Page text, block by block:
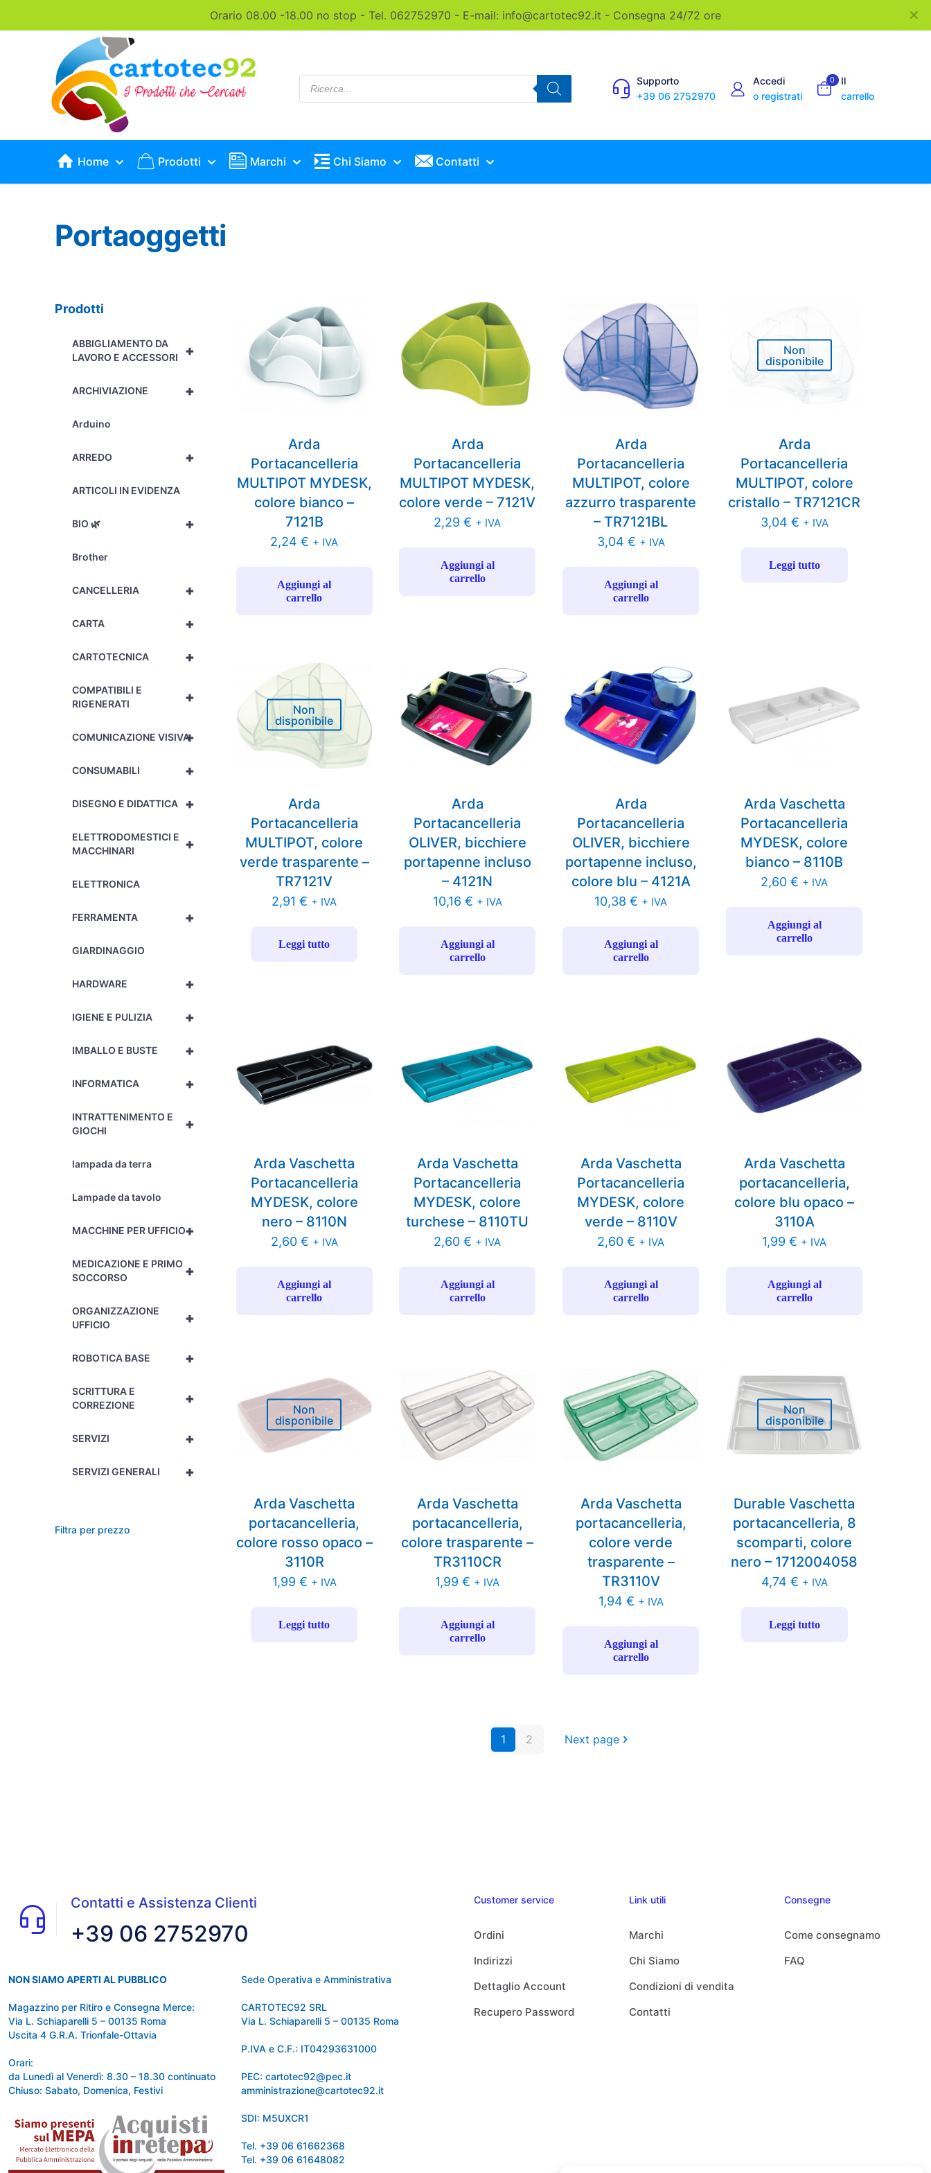
Orario 08.00 -18.00 no stop - Tel. 062752970 - E-mail: info@cartotec92.it - Consegna 24/72 ore ✕
Products
search
Supporto
+39 06 2752970
Accedi
o registrati
0
Il
carrello
Home Prodotti Marchi Chi Siamo Contatti
Portaoggetti
Prodotti
+
ABBIGLIAMENTO DA
LAVORO E ACCESSORI
+
ARCHIVIAZIONE
Arduino
+
ARREDO
ARTICOLI IN EVIDENZA
+
BIO 🌿
Brother
+
CANCELLERIA
+
CARTA
+
CARTOTECNICA
+
COMPATIBILI E
RIGENERATI
+
COMUNICAZIONE VISIVA
+
CONSUMABILI
+
DISEGNO E DIDATTICA
+
ELETTRODOMESTICI E
MACCHINARI
ELETTRONICA
+
FERRAMENTA
GIARDINAGGIO
+
HARDWARE
+
IGIENE E PULIZIA
+
IMBALLO E BUSTE
+
INFORMATICA
+
INTRATTENIMENTO E
GIOCHI
lampada da terra
Lampade da tavolo
+
MACCHINE PER UFFICIO
+
MEDICAZIONE E PRIMO
SOCCORSO
+
ORGANIZZAZIONE
UFFICIO
+
ROBOTICA BASE
+
SCRITTURA E
CORREZIONE
+
SERVIZI
+
SERVIZI GENERALI
Filtra per prezzo
Arda
Portacancelleria
MULTIPOT MYDESK,
colore bianco –
7121B
2,24€ + IVA
Aggiungi al
carrello
Arda
Portacancelleria
MULTIPOT MYDESK,
colore verde – 7121V
2,29€ + IVA
Aggiungi al
carrello
Arda
Portacancelleria
MULTIPOT, colore
azzurro trasparente
– TR7121BL
3,04 € + IVA
Aggiungi al
carrello
Non
disponibile
Arda
Portacancelleria
MULTIPOT, colore
cristallo – TR7121CR
3,04 € + IVA
Leggi tutto
Non
disponibile
Arda
Portacancelleria
MULTIPOT, colore
verde trasparente –
TR7121V
2,91€ + IVA
Leggi tutto
Arda
Portacancelleria
OLIVER, bicchiere
portapenne incluso
– 4121N
10,16 € + IVA
Aggiungi al
carrello
Arda
Portacancelleria
OLIVER, bicchiere
portapenne incluso,
colore blu – 4121A
10,38€ + IVA
Aggiungi al
carrello
Arda Vaschetta
Portacancelleria
MYDESK, colore
bianco – 8110B
2,60€ + IVA
Aggiungi al
carrello
Arda Vaschetta
Portacancelleria
MYDESK, colore
nero – 8110N
2,60 € + IVA
Aggiungi al
carrello
Arda Vaschetta
Portacancelleria
MYDESK, colore
turchese – 8110TU
2,60€ + IVA
Aggiungi al
carrello
Arda Vaschetta
Portacancelleria
MYDESK, colore
verde – 8110V
2,60€ + IVA
Aggiungi al
carrello
Arda Vaschetta
portacancelleria,
colore blu opaco –
3110A
1,99€ + IVA
Aggiungi al
carrello
Non
disponibile
Arda Vaschetta
portacancelleria,
colore rosso opaco –
3110R
1,99 € + IVA
Leggi tutto
Arda Vaschetta
portacancelleria,
colore trasparente –
TR3110CR
1,99€ + IVA
Aggiungi al
carrello
Arda Vaschetta
portacancelleria,
colore verde
trasparente –
TR3110V
1,94 € + IVA
Aggiungi al
carrello
Non
disponibile
Durable Vaschetta
portacancelleria, 8
scomparti, colore
nero – 1712004058
4,74 € + IVA
Leggi tutto
1 2 Next page
Contatti e Assistenza Clienti
+39 06 2752970
NON SIAMO APERTI AL PUBBLICO
Magazzino per Ritiro e Consegna Merce:
Via L. Schiaparelli 5 – 00135 Roma
Uscita 4 G.R.A. Trionfale-Ottavia
Orari:
da Lunedì al Venerdì: 8.30 – 18.30 continuato
Chiuso: Sabato, Domenica, Festivi
Sede Operativa e Amministrativa
CARTOTEC92 SRL
Via L. Schiaparelli 5 – 00135 Roma
P.IVA e C.F.: IT04293631000
PEC: cartotec92@pec.it
amministrazione@cartotec92.it
SDI: M5UXCR1
Tel. +39 06 61662368
Tel. +39 06 61648082
Customer service
Ordini
Indirizzi
Dettaglio Account
Recupero Password
Link utili
Marchi
Chi Siamo
Condizioni di vendita
Contatti
Consegne
Come consegnamo
FAQ